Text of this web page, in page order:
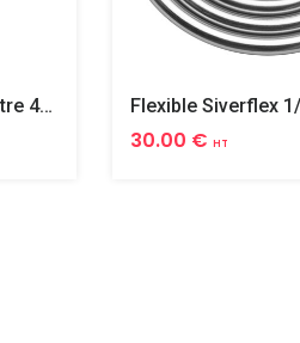
Cache Trou Luxe Diametre 40 Laiton
30.00 € HT